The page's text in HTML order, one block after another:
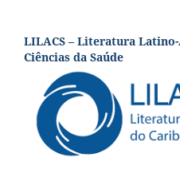
LILACS – Literatura
Ciências da Saúde